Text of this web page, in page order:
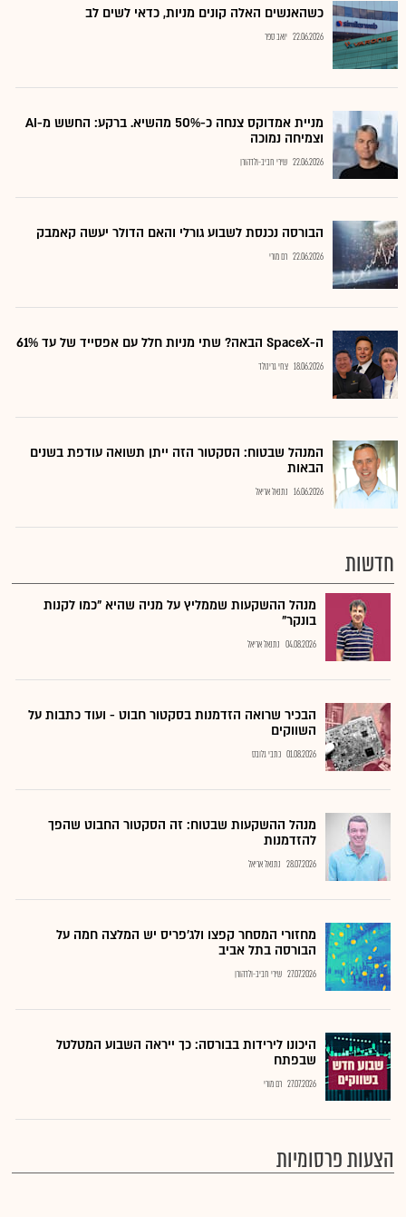
כשהאנשים האלה קונים מניות, כדאי לשים לב
22.06.2026 יואב ספר
מניית אמדוקס צנחה כ-50% מהשיא. ברקע: החשש מ-AI
וצמיחה נמוכה
22.06.2026 שירי חביב-ולדהורן
הבורסה נכנסת לשבוע גורלי והאם הדולר יעשה קאמבק
22.06.2026 רם מורי
ה-SpaceX הבאה? שתי מניות חלל עם אפסייד של עד 61%
18.06.2026 צחי גרינולד
המנהל שבטוח: הסקטור הזה ייתן תשואה עודפת בשנים
הבאות
16.06.2026 נתנאל אריאל
חדשות
מנהל ההשקעות שממליץ על מניה שהיא "כמו לקנות
בונקר"
04.08.2026 נתנאל אריאל
הבכיר שרואה הזדמנות בסקטור חבוט - ועוד כתבות על
השווקים
01.08.2026 כתבי גלובס
מנהל ההשקעות שבטוח: זה הסקטור החבוט שהפך
להזדמנות
28.07.2026 נתנאל אריאל
מחזורי המסחר קפצו ולג'פריס יש המלצה חמה על
הבורסה בתל אביב
27.07.2026 שירי חביב-ולדהורן
היכונו לירידות בבורסה: כך ייראה השבוע המטלטל
שבפתח
27.07.2026 רם מורי
הצעות פרסומיות